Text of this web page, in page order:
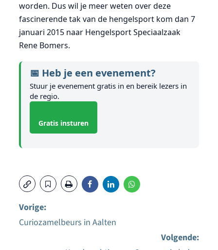
worden. Dus wil je meer weten over deze
fascinerende tak van de hengelsport kom dan 7
januari 2015 naar Hengelsport Speciaalzaak
Rene Bomers.
📅 Heb je een evenement?
Stuur je evenement gratis in en bereik lezers in
de regio.
Gratis insturen
Vorige:
Curiozamelbeurs in Aalten
Volgende: